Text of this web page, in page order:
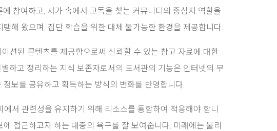
참여하고, 서가 속에서 고독을 찾는 커뮤니티의 중심지 역할을
해 왔으며, 집단 학습을 위한 대체 불가능한 환경을 제공합니다.
션된 콘텐츠를 제공함으로써 신뢰할 수 있는 참고 자료에 대한
하고 정리하는 지식 보존자로서의 도서관의 기능은 인터넷의 무
보를 공유하고 획득하는 방식의 변화를 반영합니다.
서 관련성을 유지하기 위해 리소스를 통합하여 적응해야 합니
접근하고자 하는 대중의 욕구를 잘 보여줍니다. 미래에는 물리